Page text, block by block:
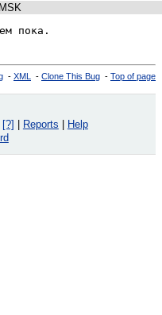
пока.
- XML - Clone This Bug - Top of page
[?] Reports
Help